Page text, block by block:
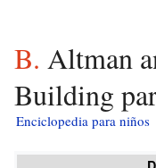
B. Altman and Company
Building
Enciclopedia para niños